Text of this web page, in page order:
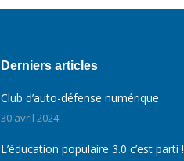
Derniers articles
Club d’auto-défense numérique
30 avril 2024
L’éducation populaire 3.0 c’est parti !